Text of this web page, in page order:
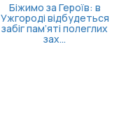
Біжимо за Героїв: в
Ужгороді відбудеться
забіг пам’яті полеглих
зах...